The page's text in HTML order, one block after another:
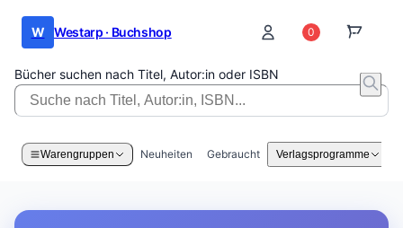
W Westarp · Buchshop
Bücher suchen nach Titel, Autor:in oder ISBN
0 0
Warengruppen Neuheiten Gebraucht Verlagsprogramme